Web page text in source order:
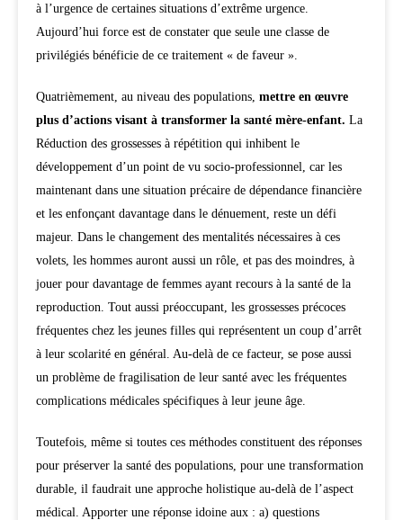
à l’urgence de certaines situations d’extrême urgence.
Aujourd’hui force est de constater que seule une classe de
privilégiés bénéficie de ce traitement « de faveur ».
Quatrièmement, au niveau des populations, mettre en œuvre
plus d’actions visant à transformer la santé mère-enfant. La
Réduction des grossesses à répétition qui inhibent le
développement d’un point de vu socio-professionnel, car les
maintenant dans une situation précaire de dépendance financière
et les enfonçant davantage dans le dénuement, reste un défi
majeur. Dans le changement des mentalités nécessaires à ces
volets, les hommes auront aussi un rôle, et pas des moindres, à
jouer pour davantage de femmes ayant recours à la santé de la
reproduction. Tout aussi préoccupant, les grossesses précoces
fréquentes chez les jeunes filles qui représentent un coup d’arrêt
à leur scolarité en général. Au-delà de ce facteur, se pose aussi
un problème de fragilisation de leur santé avec les fréquentes
complications médicales spécifiques à leur jeune âge.
Toutefois, même si toutes ces méthodes constituent des réponses
pour préserver la santé des populations, pour une transformation
durable, il faudrait une approche holistique au-delà de l’aspect
médical. Apporter une réponse idoine aux : a) questions